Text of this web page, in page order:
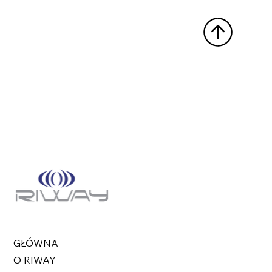
GŁÓWNA
O RIWAY